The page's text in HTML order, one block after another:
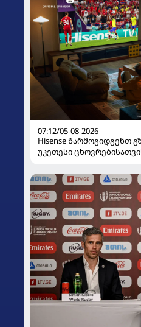
07:12/05-08-2026
Hisense წარმოგიდგენთ
უკეთესი